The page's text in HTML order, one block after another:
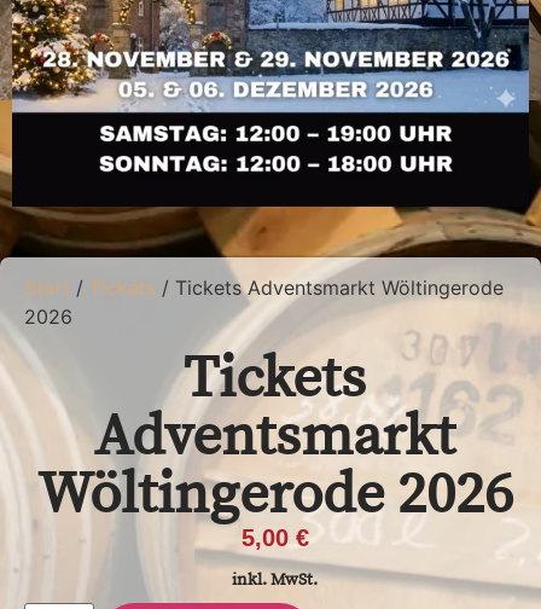
Start / Tickets / Tickets Adventsmarkt Wöltingerode
2026
Tickets
Adventsmarkt
Wöltingerode 2026
5,00 €
inkl. MwSt.